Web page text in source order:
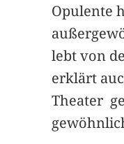
Opulente
lebt von
erklärt
Theater